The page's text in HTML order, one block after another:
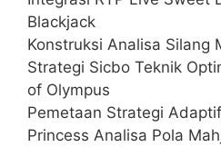
Blackjack
Konstruksi Analisa Silang
Strategi Sicbo Teknik
of Olympus
Pemetaan Strategi
Princess Analisa Pola